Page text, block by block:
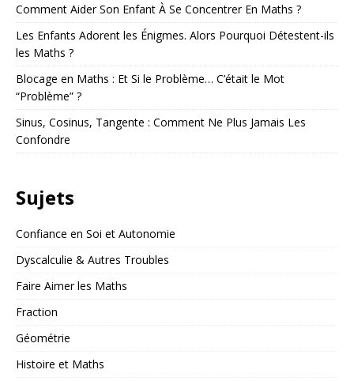
Comment Aider Son Enfant À Se Concentrer En Maths ?
Les Enfants Adorent les Énigmes. Alors Pourquoi Détestent-ils
les Maths ?
Blocage en Maths : Et Si le Problème… C’était le Mot
“Problème” ?
Sinus, Cosinus, Tangente : Comment Ne Plus Jamais Les
Confondre
Sujets
Confiance en Soi et Autonomie
Dyscalculie & Autres Troubles
Faire Aimer les Maths
Fraction
Géométrie
Histoire et Maths